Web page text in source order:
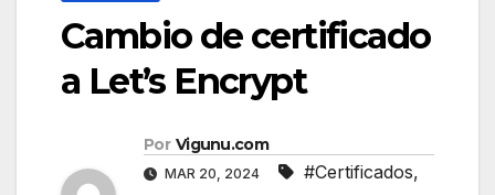
Cambio de certificado
a Let’s Encrypt
Por Vigunu.com
MAR 20, 2024 #Certificados,